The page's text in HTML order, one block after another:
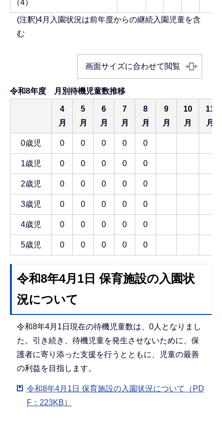
（4）
(注釈)4月入園状況は前年度からの継続入園児童を含
む
画面サイズに合わせて閲覧
令和8年度 月別待機児童数推移
4
月
5
月
6
月
7
月
8
月
9
月
10
月
11
月
0歳児 0 0 0 0 0
1歳児 0 0 0 0 0
2歳児 0 0 0 0 0
3歳児 0 0 0 0 0
4歳児 0 0 0 0 0
5歳児 0 0 0 0 0
令和8年4月1日 保育施設の入園状
況について
令和8年4月1日現在の待機児童数は、0人となりまし
た。引き続き、待機児童を発生させないために、保
護者に寄り添った支援を行うとともに、児童の最善
の利益を目指します。
令和8年4月1日 保育施設の入園状況について（PD
F：223KB）